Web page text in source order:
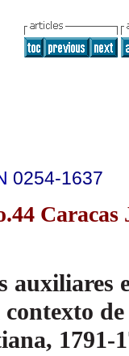
0254-1637
Caracas
auxiliares
contexto
1791-